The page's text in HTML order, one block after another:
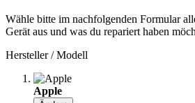
Wähle bitte im nachfolgenden Formular
Gerät aus und was du repariert haben
Hersteller / Modell
Apple